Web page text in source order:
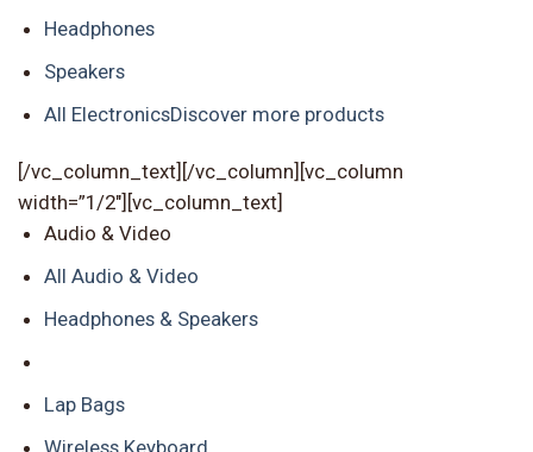
Headphones
Speakers
All ElectronicsDiscover more products
[/vc_column_text][/vc_column][vc_column
width=”1/2″][vc_column_text]
Audio & Video
All Audio & Video
Headphones & Speakers
Lap Bags